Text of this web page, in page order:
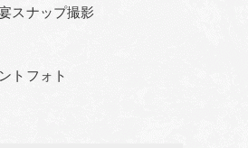
スナップ撮影
トフォト